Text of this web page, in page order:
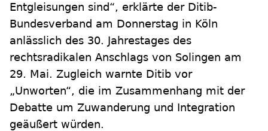
Entgleisungen sind“, erklärte der Ditib-
Bundesverband am Donnerstag in Köln
anlässlich des 30. Jahrestages des
rechtsradikalen Anschlags von Solingen am
29. Mai. Zugleich warnte Ditib vor
„Unworten“, die im Zusammenhang mit der
Debatte um Zuwanderung und Integration
geäußert würden.